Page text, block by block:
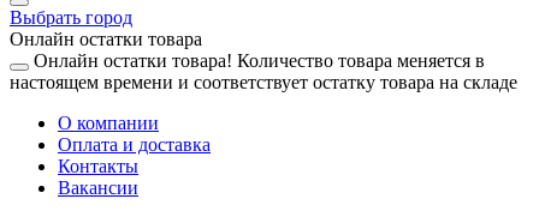
Выбрать город
Онлайн остатки товара
Онлайн остатки товара! Количество товара меняется в
настоящем времени и соответствует остатку товара на складе
О компании
Оплата и доставка
Контакты
Вакансии